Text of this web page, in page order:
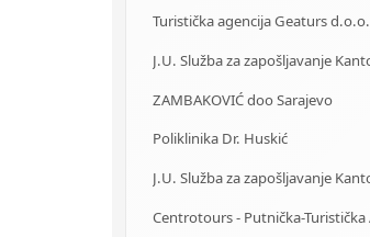
Turistička agencija Geaturs d.o.o.
ZAMBAKOVIĆ doo Sarajevo
Poliklinika Dr. Huskić